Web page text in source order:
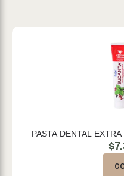
PASTA DENTAL
$